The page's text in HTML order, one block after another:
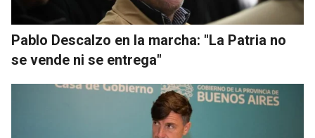
Pablo Descalzo en la marcha: "La Patria no
se vende ni se entrega"